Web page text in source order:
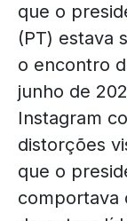
que o
(PT) estava
o encontro
junho de
Instagram
distorções
que o
comportava